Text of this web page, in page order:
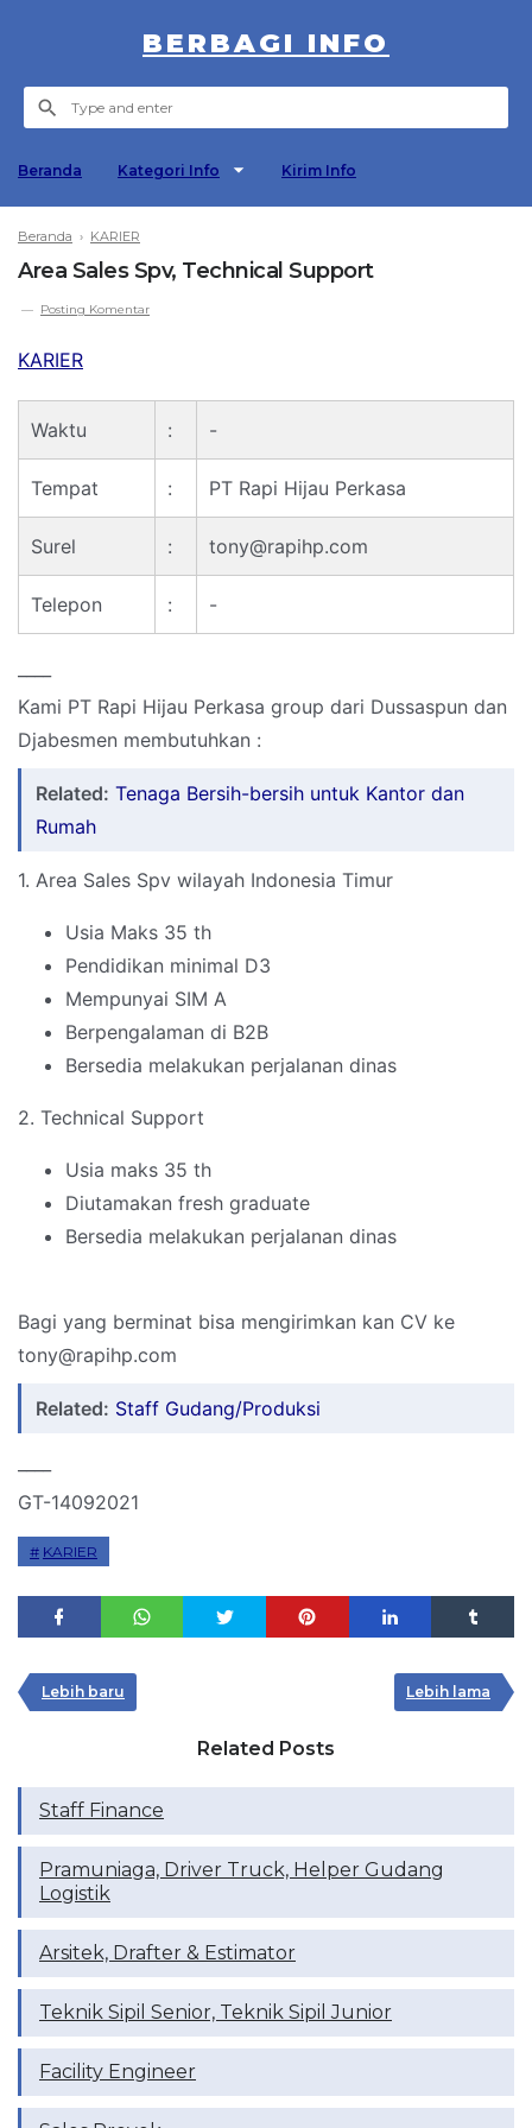
BERBAGI INFO
Beranda Kategori Info Kirim Info
Beranda › KARIER
Area Sales Spv, Technical Support
Posting Komentar
KARIER
Waktu : -
Tempat : PT Rapi Hijau Perkasa
Surel : tony@rapihp.com
Telepon : -
Kami PT Rapi Hijau Perkasa group dari Dussaspun dan
Djabesmen membutuhkan :
Related: Tenaga Bersih-bersih untuk Kantor dan
Rumah
1. Area Sales Spv wilayah Indonesia Timur
Usia Maks 35 th
Pendidikan minimal D3
Mempunyai SIM A
Berpengalaman di B2B
Bersedia melakukan perjalanan dinas
2. Technical Support
Usia maks 35 th
Diutamakan fresh graduate
Bersedia melakukan perjalanan dinas
Bagi yang berminat bisa mengirimkan kan CV ke
tony@rapihp.com
Related: Staff Gudang/Produksi
GT-14092021
KARIER
Lebih baru Lebih lama
Related Posts
Staff Finance
Pramuniaga, Driver Truck, Helper Gudang
Logistik
Arsitek, Drafter & Estimator
Teknik Sipil Senior, Teknik Sipil Junior
Facility Engineer